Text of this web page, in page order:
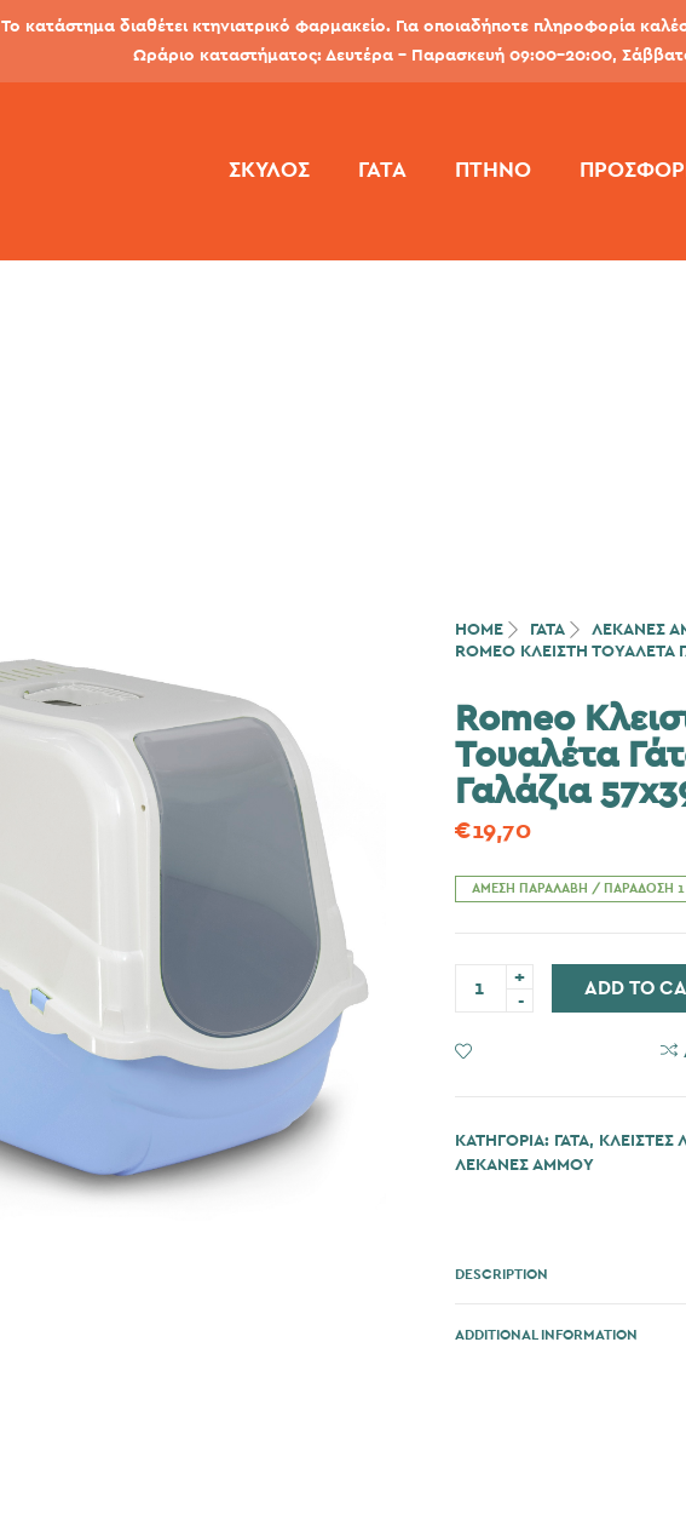
Το κατάστημα διαθέτει κτηνιατρικό φαρμακείο. Για οποιαδήποτε πληροφορία
Ωράριο καταστήματος: Δευτέρα - Παρασκευή 09:00-20:00,
ΣΚΎΛΟΣ ΓΆΤΑ ΠΤΗΝΌ
HOME ΓΆΤΑ ΛΕΚΑΝΕΣ
ROMEO ΚΛΕΙΣΤΉ ΤΟΥΑΛΈΤΑ
Romeo
Τουαλέτα
Γαλάζια
€19,70
ΆΜΕΣΗ ΠΑΡΑΛΑΒΉ / ΠΑΡΆΔΟΣΗ 1
Κλειστή
Γαλάζια
ADD TO
ΚΑΤΗΓΟΡΊΑ: ΓΆΤΑ, ΚΛΕΙΣΤΕΣ
ΛΕΚΑΝΕΣ ΑΜΜΟΥ
DESCRIPTION
ADDITIONAL INFORMATION